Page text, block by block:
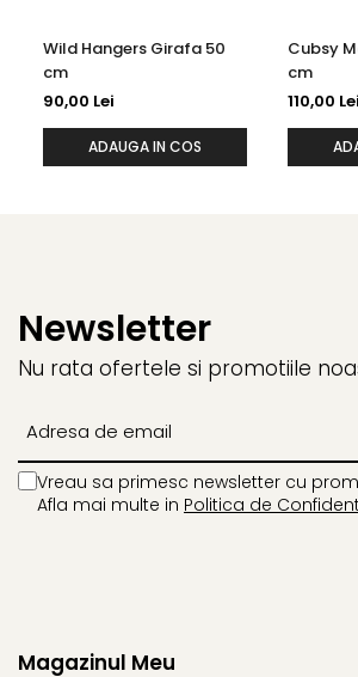
Wild Hangers Girafa 50
cm
90,00 Lei
ADAUGA IN COS
Cubsy
cm
110,00 Lei
Newsletter
Nu rata ofertele si promotiile
Vreau sa primesc newsletter cu
Afla mai multe in Politica de
Magazinul Meu